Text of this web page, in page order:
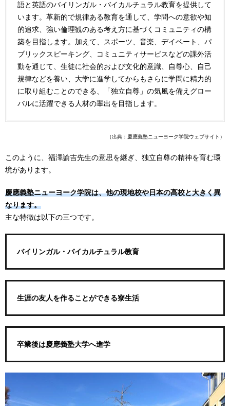
語と英語のバイリンガル・バイカルチュラル教育を提供して
います。革新的で規律ある教育を通して、学問への意欲や知
的追求、強い倫理観のある考え方に基づくコミュニティの構
築を目指します。加えて、スポーツ、音楽、デイベート、パ
ブリックスピーキング、コミュニティサービスなどの課外活
動を通じて、生徒に社会的および文化的意識、自尊心、自己
規律などを養い、大学に進学してからもさらに学問に精力的
に取り組むことのできる、「独立自尊」の気風を備えグロー
バルに活躍できる人材の輩出を目指します。
（出典：慶應義塾ニューヨーク学院ウェブサイト）
このように、福澤諭吉先生の意思を継ぎ、独立自尊の精神を育む環
境があります。
慶應義塾ニューヨーク学院は、他の現地校や日本の高校と大きく異
なります。
主な特徴は以下の三つです。
バイリンガル・バイカルチュラル教育
生涯の友人を作ることができる寮生活
卒業後は慶應義塾大学へ進学